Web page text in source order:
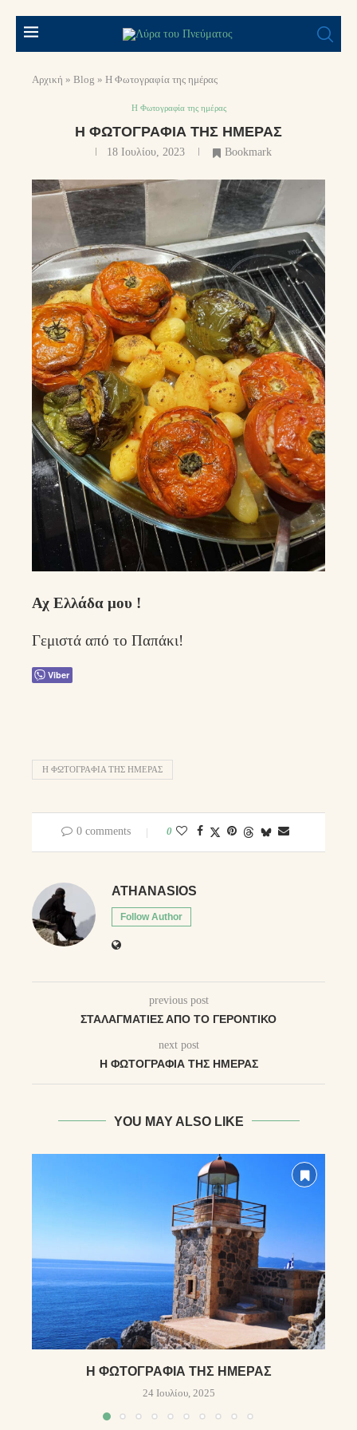
Αρχική » Blog » Η Φωτογραφία της ημέρας
Η Φωτογραφία της ημέρας
Η ΦΩΤΟΓΡΑΦΊΑ ΤΗΣ ΗΜΈΡΑΣ
18 Ιουλίου, 2023 Bookmark
Αχ Ελλάδα μου !
Γεμιστά από το Παπάκι!
Viber
Η ΦΩΤΟΓΡΑΦΊΑ ΤΗΣ ΗΜΈΡΑΣ
0 comments 0
ATHANASIOS
Follow Author
previous post
ΣΤΑΛΑΓΜΑΤΙΈΣ ΑΠΌ ΤΟ ΓΕΡΟΝΤΙΚΌ
next post
Η ΦΩΤΟΓΡΑΦΊΑ ΤΗΣ ΗΜΈΡΑΣ
YOU MAY ALSO LIKE
Η ΦΩΤΟΓΡΑΦΊΑ ΤΗΣ ΗΜΈΡΑΣ
24 Ιουλίου, 2025